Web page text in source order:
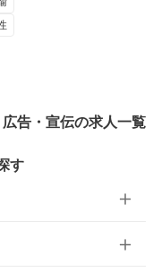
告・宣伝の求人一覧
す